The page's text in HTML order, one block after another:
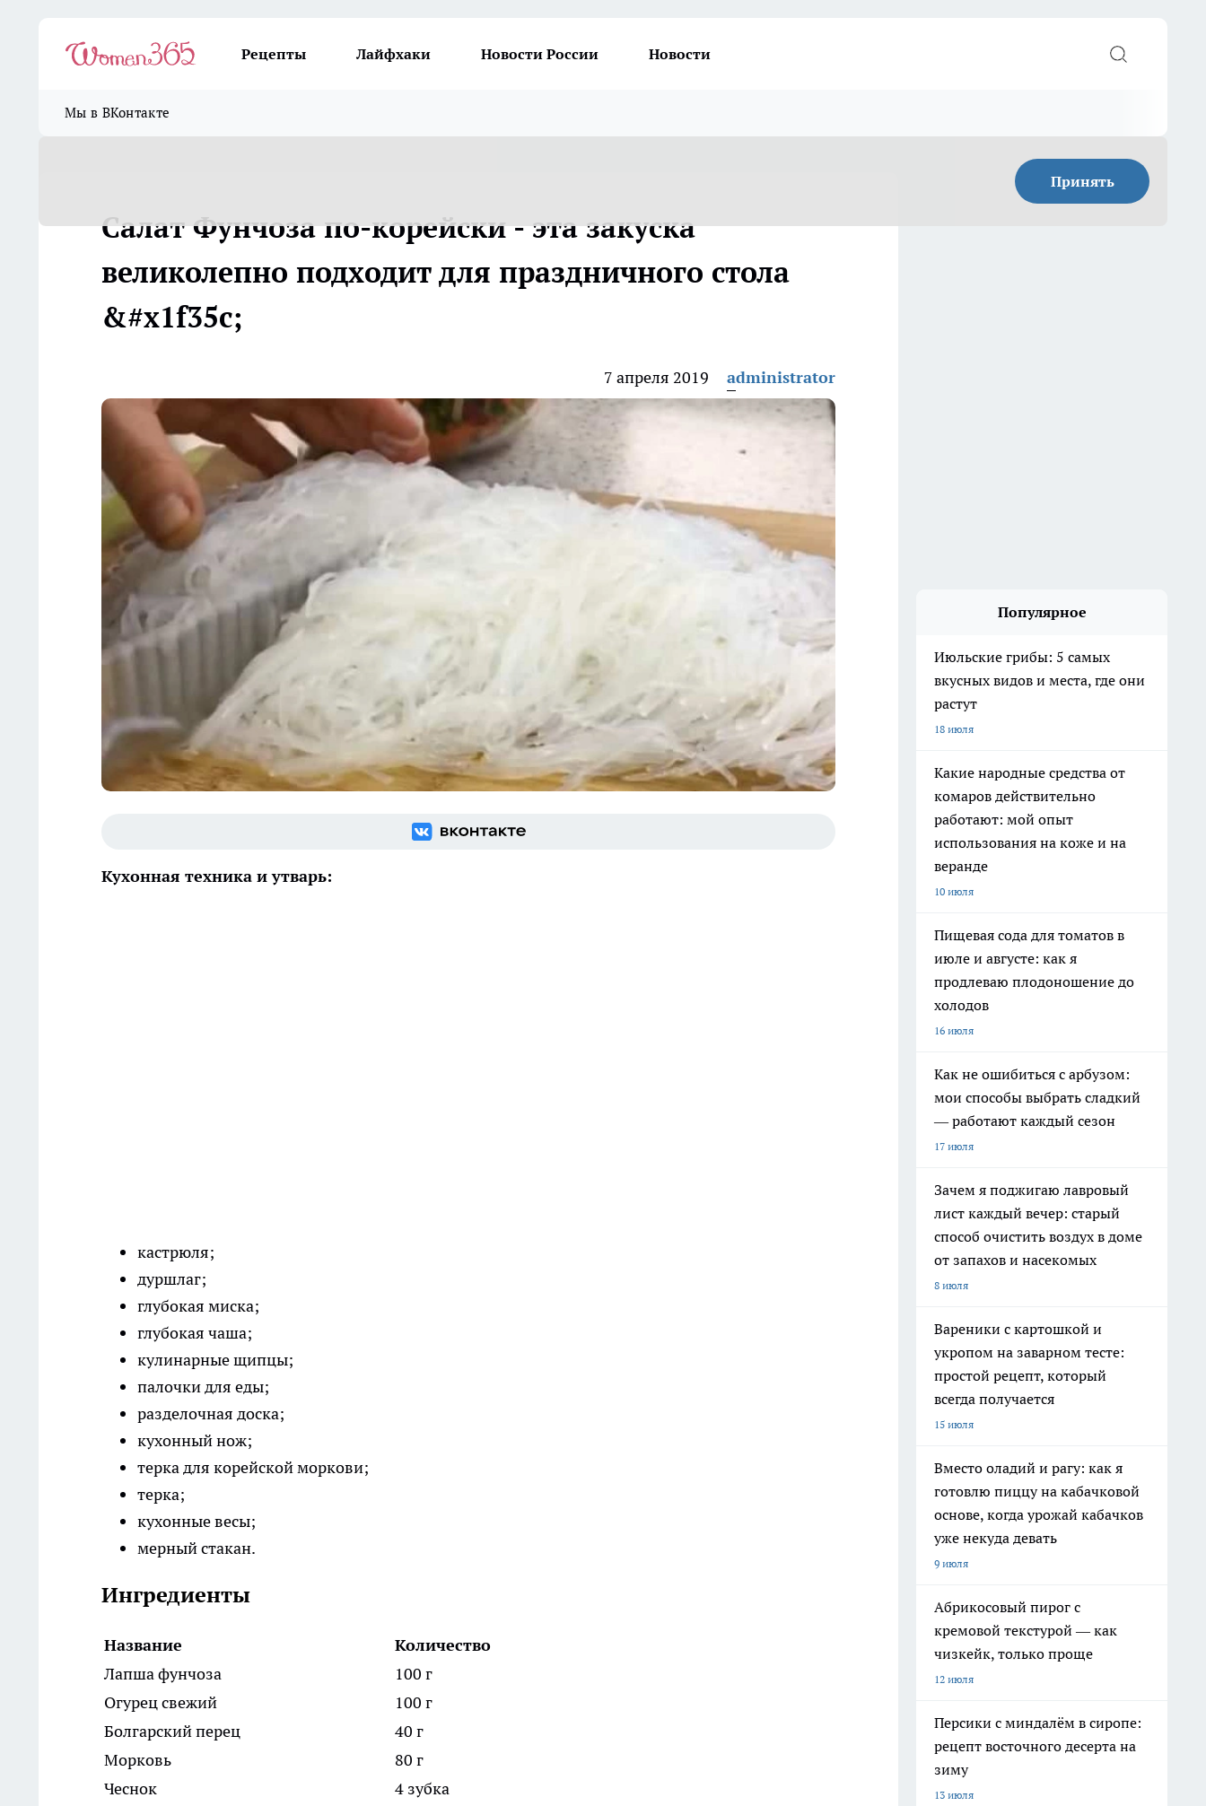
Рецепты Лайфхаки Новости России Новости
Мы в ВКонтакте
Принять
Салат Фунчоза по-корейски - эта закуска
великолепно подходит для праздничного стола
&#x1f35c;
7 апреля 2019 administrator
Кухонная техника и утварь:
кастрюля;
дуршлаг;
глубокая миска;
глубокая чаша;
кулинарные щипцы;
палочки для еды;
разделочная доска;
кухонный нож;
терка для корейской моркови;
терка;
кухонные весы;
мерный стакан.
Ингредиенты
Название
Количество
Лапша фунчоза
100 г
Огурец свежий
100 г
Болгарский перец
40 г
Морковь
80 г
Чеснок
4 зубка
Популярное
Июльские грибы: 5 самых
вкусных видов и места, где они
растут
18 июля
Какие народные средства от
комаров действительно
работают: мой опыт
использования на коже и на
веранде
10 июля
Пищевая сода для томатов в
июле и августе: как я
продлеваю плодоношение до
холодов
16 июля
Как не ошибиться с арбузом:
мои способы выбрать сладкий
— работают каждый сезон
17 июля
Зачем я поджигаю лавровый
лист каждый вечер: старый
способ очистить воздух в доме
от запахов и насекомых
8 июля
Вареники с картошкой и
укропом на заварном тесте:
простой рецепт, который
всегда получается
15 июля
Вместо оладий и рагу: как я
готовлю пиццу на кабачковой
основе, когда урожай кабачков
уже некуда девать
9 июля
Абрикосовый пирог с
кремовой текстурой — как
чизкейк, только проще
12 июля
Персики с миндалём в сиропе:
рецепт восточного десерта на
зиму
13 июля